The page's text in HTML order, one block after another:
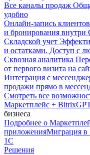
Все каналы продаж
удобно
Онлайн-запись клиентов
и бронирования внутри
Складской учет
и остатками. Доступ с
Сквозная аналитика
от первого визита на
Интеграция с
продажи прямо в
Смотреть все
Маркетплейс +
бизнеса
Подробнее о
приложенияМиграция в
1С
Решения